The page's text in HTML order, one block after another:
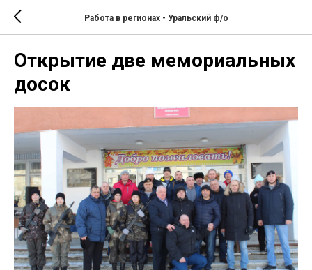
Работа в регионах - Уральский ф/о
Открытие две мемориальных
досок